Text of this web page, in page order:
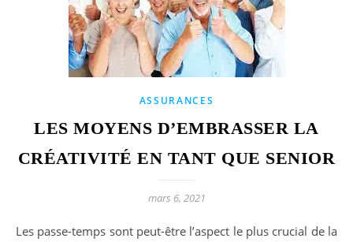
ASSURANCES
LES MOYENS D’EMBRASSER LA
CRÉATIVITÉ EN TANT QUE SENIOR
mars 6, 2021
Les passe-temps sont peut-être l’aspect le plus crucial de la